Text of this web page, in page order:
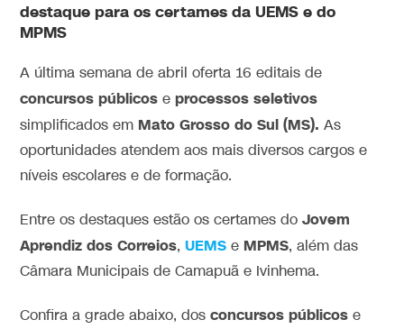
destaque para os certames da UEMS e do
MPMS
A última semana de abril oferta 16 editais de
concursos públicos eprocessos seletivos
simplificados em Mato Grosso do Sul (MS). As
oportunidades atendem aos mais diversos cargos e
níveis escolares e de formação.
Entre os destaques estão os certames doJovem
Aprendiz dos Correios,UEMS e MPMS, além das
Câmara Municipais de Camapuã e Ivinhema.
Confira a grade abaixo, dosconcursos públicos e